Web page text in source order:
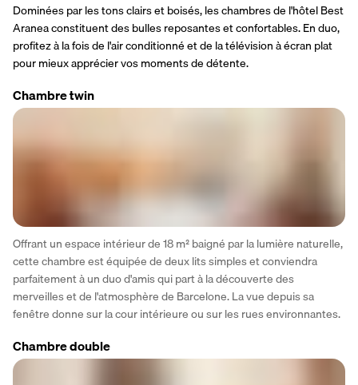
Dominées par les tons clairs et boisés, les chambres de l'hôtel Best
Aranea constituent des bulles reposantes et confortables. En duo,
profitez à la fois de l'air conditionné et de la télévision à écran plat
pour mieux apprécier vos moments de détente.
Chambre twin
Offrant un espace intérieur de 18 m² baigné par la lumière naturelle,
cette chambre est équipée de deux lits simples et conviendra
parfaitement à un duo d'amis qui part à la découverte des
merveilles et de l'atmosphère de Barcelone. La vue depuis sa
fenêtre donne sur la cour intérieure ou sur les rues environnantes.
Chambre double